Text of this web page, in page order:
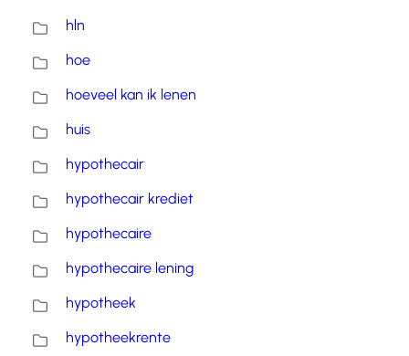
hln
hoe
hoeveel kan ik lenen
huis
hypothecair
hypothecair krediet
hypothecaire
hypothecaire lening
hypotheek
hypotheekrente